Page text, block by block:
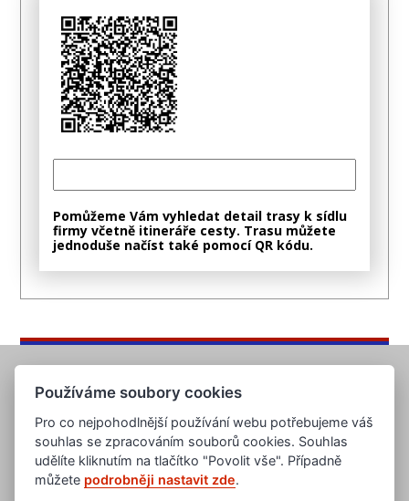
Pomůžeme Vám vyhledat detail trasy k sídlu
firmy včetně itineráře cesty. Trasu můžete
jednoduše načíst také pomocí QR kódu.
www.evropska-databanka.cz
Používáme soubory cookies
Pro co nejpohodlnější používání webu potřebujeme váš
souhlas se zpracováním souborů cookies. Souhlas
udělíte kliknutím na tlačítko "Povolit vše". Případně
můžete podrobněji nastavit zde.